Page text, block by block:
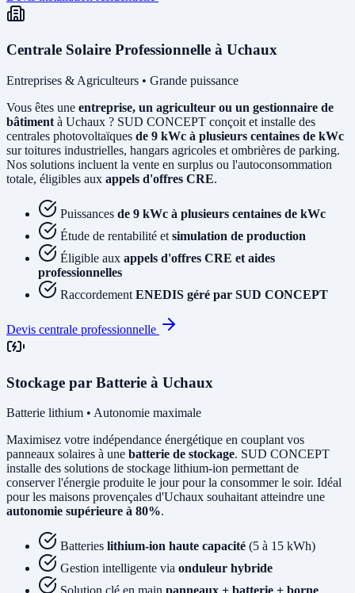
Centrale Solaire Professionnelle à Uchaux
Entreprises & Agriculteurs • Grande puissance
Vous êtes une entreprise, un agriculteur ou un gestionnaire de
bâtiment à Uchaux ? SUD CONCEPT conçoit et installe des
centrales photovoltaïques de 9 kWc à plusieurs centaines de kWc
sur toitures industrielles, hangars agricoles et ombrières de parking.
Nos solutions incluent la vente en surplus ou l'autoconsommation
totale, éligibles aux appels d'offres CRE.
Puissances de 9 kWc à plusieurs centaines de kWc
Étude de rentabilité et simulation de production
Éligible aux appels d'offres CRE et aides
professionnelles
Raccordement ENEDIS géré par SUD CONCEPT
Devis centrale professionnelle
Stockage par Batterie à Uchaux
Batterie lithium • Autonomie maximale
Maximisez votre indépendance énergétique en couplant vos
panneaux solaires à une batterie de stockage. SUD CONCEPT
installe des solutions de stockage lithium-ion permettant de
conserver l'énergie produite le jour pour la consommer le soir. Idéal
pour les maisons provençales d'Uchaux souhaitant atteindre une
autonomie supérieure à 80%.
Batteries lithium-ion haute capacité (5 à 15 kWh)
Gestion intelligente via onduleur hybride